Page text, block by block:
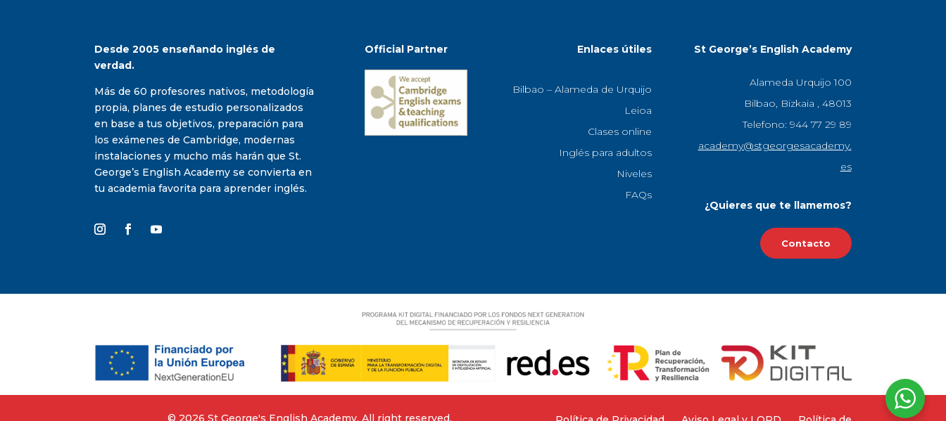
Desde 2005 enseñando inglés de
verdad.
Más de 60 profesores nativos, metodología
propia, planes de estudio personalizados
en base a tus objetivos, preparación para
los exámenes de Cambridge, modernas
instalaciones y mucho más harán que St.
George’s English Academy se convierta en
tu academia favorita para aprender inglés.
Official Partner Enlaces útiles
Bilbao – Alameda de Urquijo
Leioa
Clases online
Inglés para adultos
Niveles
FAQs
St George’s English Academy
Alameda Urquijo 100
Bilbao, Bizkaia , 48013
Telefono: 944 77 29 89
academy@stgeorgesacademy.
es
¿Quieres que te llamemos?
Contacto
©‎ 2026 St George's English Academy. All right reserved.